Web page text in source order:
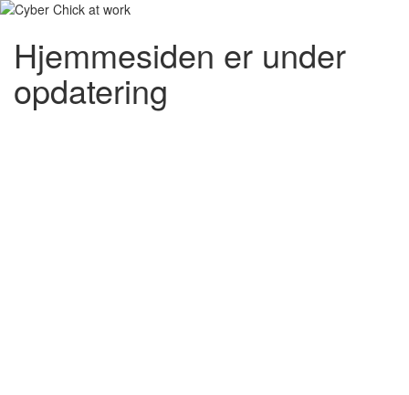
Hjemmesiden er under
opdatering